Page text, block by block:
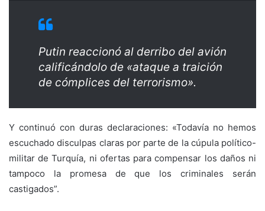
Putin reaccionó al derribo del avión
calificándolo de «ataque a traición
de cómplices del terrorismo».
Y continuó con duras declaraciones: «Todavía no hemos
escuchado disculpas claras por parte de la cúpula político-
militar de Turquía, ni ofertas para compensar los daños ni
tampoco la promesa de que los criminales serán
castigados”.